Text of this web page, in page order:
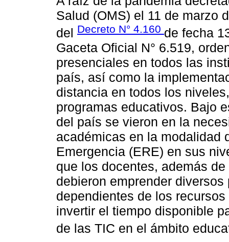
Salud (OMS) el 11 de marzo
del Decreto N° 4.160 de fecha
Gaceta Oficial N° 6.519,
presenciales en todos las
país, así como la
distancia en todos los
programas educativos. Bajo
del país se vieron en la
académicas en la modalidad
Emergencia (ERE) en sus
que los docentes, además
debieron emprender
dependientes de los
invertir el tiempo disponible
de las TIC en el ámbito